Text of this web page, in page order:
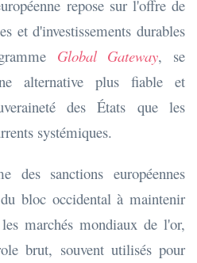
repose sur l'offre de
et d'investissements durables
Global Gateway, se
alternative plus fiable et
des États que les
systémiques.
des sanctions européennes
bloc occidental à maintenir
marchés mondiaux de l'or,
brut, souvent utilisés pour